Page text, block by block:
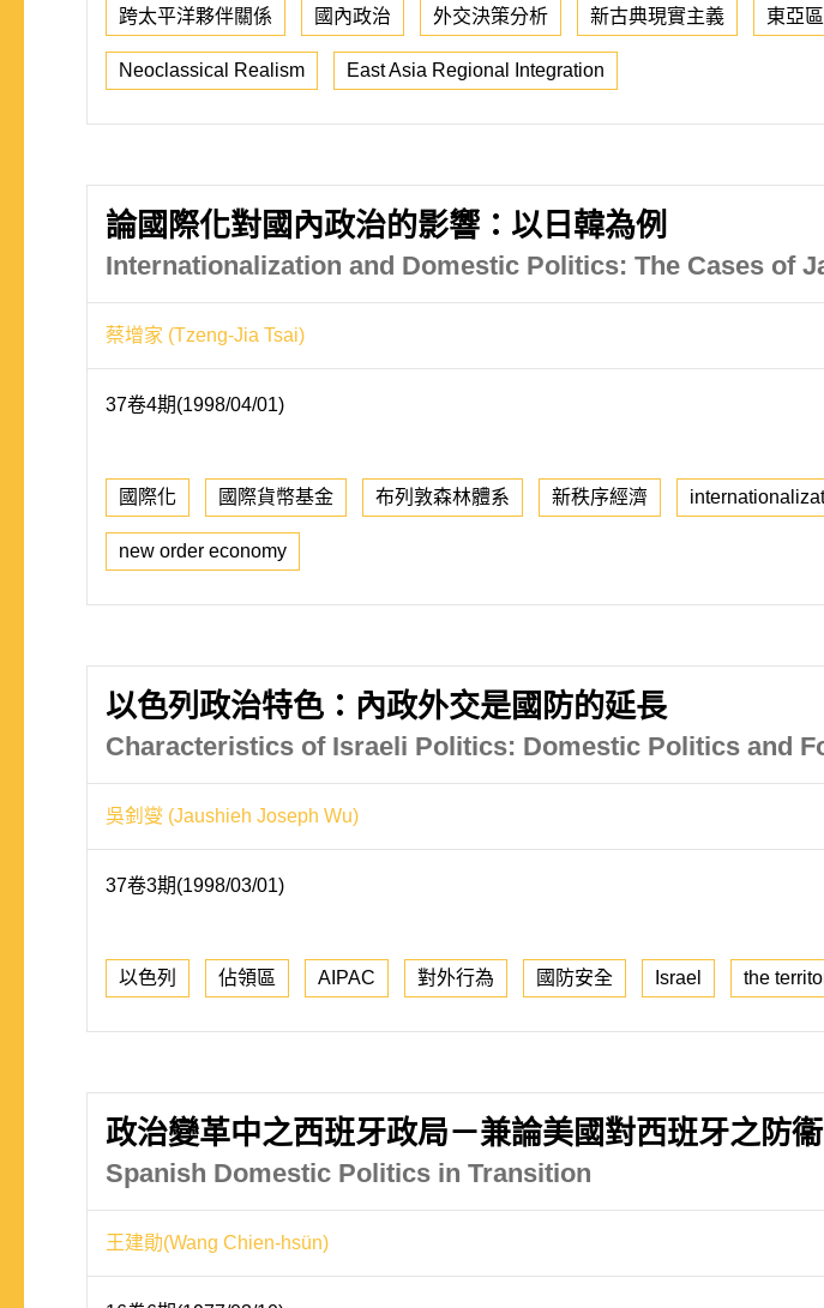
跨太平洋夥伴關係 國內政治 外交決策分析 新古典現實主義 東亞
Neoclassical Realism East Asia Regional Integration
論國際化對國內政治的影響：以日韓為例
Internationalization and Domestic Politics: The Cases of
蔡增家 (Tzeng-Jia Tsai)
37卷4期(1998/04/01)
國際化 國際貨幣基金 布列敦森林體系 新秩序經濟
new order economy
以色列政治特色：內政外交是國防的延長
Characteristics of Israeli Politics: Domestic Politics and
吳釗燮 (Jaushieh Joseph Wu)
37卷3期(1998/03/01)
以色列 佔領區 AIPAC 對外行為 國防安全 Israel the
政治變革中之西班牙政局－兼論美國對西班牙之防
Spanish Domestic Politics in Transition
王建勛(Wang Chien-hsün)